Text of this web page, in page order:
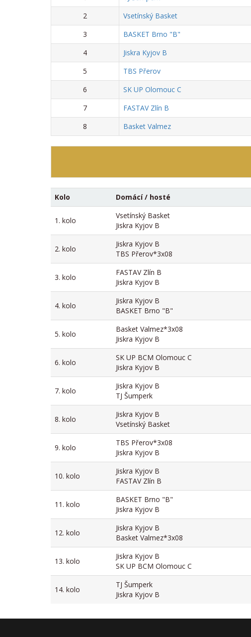
2
Vsetínský Basket
3
BASKET Brno "B"
4
Jiskra Kyjov B
5
TBS Přerov
6
SK UP Olomouc C
7
FASTAV Zlín B
8
Basket Valmez
Kolo Domácí / hosté
1. kolo
Vsetínský Basket
Jiskra Kyjov B
2. kolo
Jiskra Kyjov B
TBS Přerov*3x08
3. kolo
FASTAV Zlín B
Jiskra Kyjov B
4. kolo
Jiskra Kyjov B
BASKET Brno "B"
5. kolo
Basket Valmez*3x08
Jiskra Kyjov B
6. kolo
SK UP BCM Olomouc C
Jiskra Kyjov B
7. kolo
Jiskra Kyjov B
TJ Šumperk
8. kolo
Jiskra Kyjov B
Vsetínský Basket
9. kolo
TBS Přerov*3x08
Jiskra Kyjov B
10. kolo
Jiskra Kyjov B
FASTAV Zlín B
11. kolo
BASKET Brno "B"
Jiskra Kyjov B
12. kolo
Jiskra Kyjov B
Basket Valmez*3x08
13. kolo
Jiskra Kyjov B
SK UP BCM Olomouc C
14. kolo
TJ Šumperk
Jiskra Kyjov B